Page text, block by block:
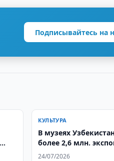
Подписывайтесь на
КУЛЬТУРА
В музеях
более 2,6 млн.
24/07/2026